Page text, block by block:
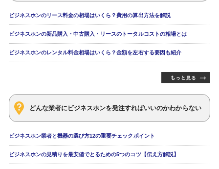
ビジネスホンのリース料金の相場はいくら？費用の算出方法を解説
ビジネスホンの新品購入・中古購入・リースのトータルコストの相場とは
ビジネスホンのレンタル料金相場はいくら？金額を左右する要因も紹介
どんな業者にビジネスホンを発注すればいいのかわからない
ビジネスホン業者と機器の選び方12の重要チェックポイント
ビジネスホンの見積りを最安値でとるための5つのコツ【伝え方解説】